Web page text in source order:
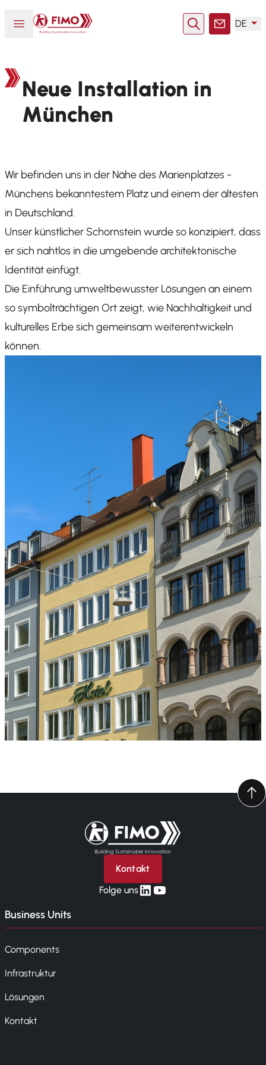
Menü öffnen oder schließen
Zurück zur Startseite
SucheKontakt
DE
Neue Installation in
München
Wir befinden uns in der Nähe des Marienplatzes -
Münchens bekanntestem Platz und einem der ältesten
in Deutschland.
Unser künstlicher Schornstein wurde so konzipiert, dass
er sich nahtlos in die umgebende architektonische
Identität einfügt.
Die Einführung umweltbewusster Lösungen an einem
so symbolträchtigen Ort zeigt, wie Nachhaltigkeit und
kulturelles Erbe sich gemeinsam weiterentwickeln
können.
Zurück zur Startseite
Kontakt
Folge unslinkedin
yt
Business Units
Components
Infrastruktur
Lösungen
Kontakt